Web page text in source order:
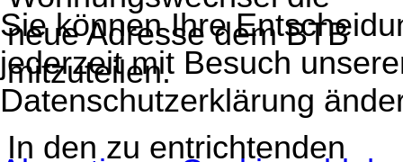
neue Adresse dem BTB
mitzuteilen.
In den zu entrichtenden
Sie können Ihre
jederzeit mit Besuch
Datenschutzerklärung